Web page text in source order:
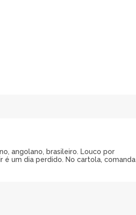
angolano, brasileiro. Louco por
é um dia perdido. No cartola, comanda